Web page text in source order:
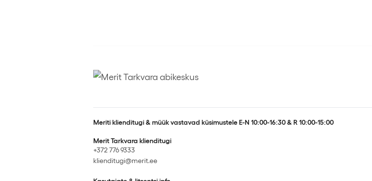
Meriti klienditugi & müük vastavad küsimustele E-N 10:00-16:30 & R 10:00-15:00
Merit Tarkvara klienditugi
+372 776 9333
klienditugi@merit.ee